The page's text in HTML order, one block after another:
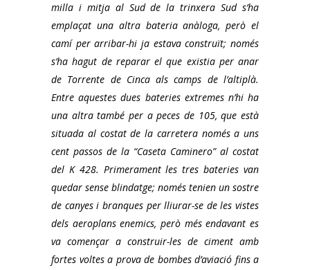
milla i mitja al Sud de la trinxera Sud s’ha
emplaçat una altra bateria anàloga, però el
camí per arribar-hi ja estava construït; només
s’ha hagut de reparar el que existia per anar
de Torrente de Cinca als camps de l’altiplà.
Entre aquestes dues bateries extremes n’hi ha
una altra també per a peces de 105, que està
situada al costat de la carretera només a uns
cent passos de la “Caseta Caminero” al costat
del K 428. Primerament les tres bateries van
quedar sense blindatge; només tenien un sostre
de canyes i branques per lliurar-se de les vistes
dels aeroplans enemics, però més endavant es
va començar a construir-les de ciment amb
fortes voltes a prova de bombes d’aviació fins a